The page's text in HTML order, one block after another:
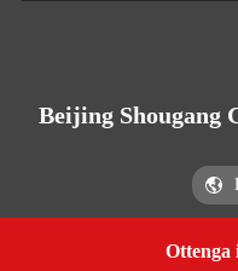
Ottenga
Beijing Shougang
Beijing Shougang